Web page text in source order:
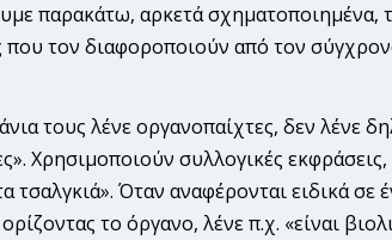
παρακάτω, αρκετά σχηματοποιημένα,
που τον διαφοροποιούν από τον
τους λένε οργανοπαίχτες, δεν λένε
Χρησιμοποιούν συλλογι­κές
τσαλγκιά». Όταν αναφέρονται ειδικά
το όργανο, λένε π.χ. «είναι